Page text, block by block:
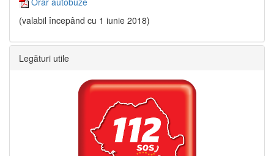
(valabil începând cu 1 iunie 2018)
Legături utile